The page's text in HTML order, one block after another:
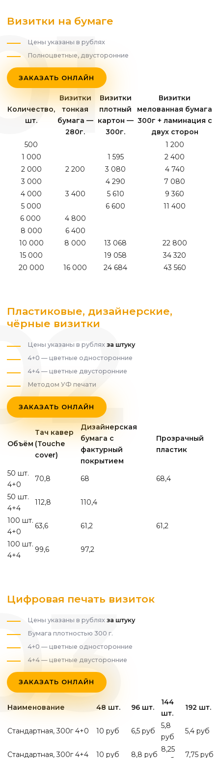
Визитки на бумаге
Цены указаны в рублях
Полноцветные, двусторонние
ЗАКАЗАТЬ ОНЛАЙН
Количество,
шт.
Визитки
тонкая
бумага —
280г.
Визитки
плотный
картон —
300г.
Визитки
мелованная бумага
300г + ламинация с
двух сторон
500
1 200
1 000
1 595
2 400
2 000
2 200 3 080
4 740
3 000
4 290
7 080
4 000
3 400 5 610
9 360
5 000
6 600
11 400
6 000
4 800
8 000
6 400
10 000
8 000 13 068
22 800
15 000
19 058
34 320
20 000
16 000 24 684 43 560
Пластиковые, дизайнерские,
чёрные визитки
Цены указаны в рублях за штуку
4+0 — цветные односторонние
4+4 — цветные двусторонние
Методом УФ печати
ЗАКАЗАТЬ ОНЛАЙН
Объём
Тач кавер
(Touche
cover)
Дизайнерская
бумага с
фактурный
покрытием
Прозрачный
пластик
50 шт.
4+0
70,8 68 68,4
50 шт.
4+4
112,8 110,4
100 шт.
4+0
63,6 61,2 61,2
100 шт.
4+4
99,6 97,2
Цифровая печать визиток
Цены указаны в рублях за штуку
Бумага плотностью 300 г.
4+0 — цветные односторонние
4+4 — цветные двусторонние
ЗАКАЗАТЬ ОНЛАЙН
Наименование 48 шт. 96 шт.
144
шт.
192 шт.
Стандартная, 300г 4+0 10 руб 6,5 руб
5,8
руб
5,4 руб
Стандартная, 300г 4+4 10 руб 8,8 руб
8,25
7,75 руб